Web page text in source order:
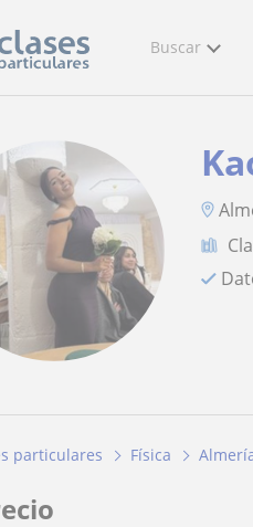
Buscar
particulares Física